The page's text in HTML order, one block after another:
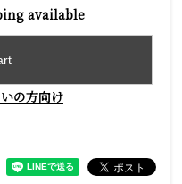
available
の方向け